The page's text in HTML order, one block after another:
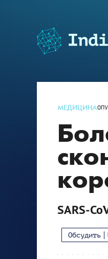
МЕДИЦИНА
SARS-
Обсудить